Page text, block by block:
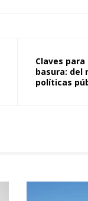
Claves
basura: del
políticas